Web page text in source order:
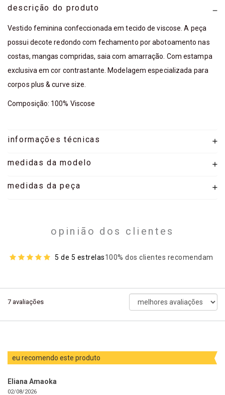
descrição do produto
Vestido feminina confeccionada em tecido de viscose. A peça
possui decote redondo com fechamento por abotoamento nas
costas, mangas compridas, saia com amarração. Com estampa
exclusiva em cor contrastante. Modelagem especializada para
corpos plus & curve size.
Composição: 100% Viscose
informações técnicas
medidas da modelo
medidas da peça
opinião dos clientes
5 de 5 estrelas100% dos clientes recomendam
7 avaliações
ordenar
avaliações
eu recomendo este produto
Eliana Amaoka
02/08/2026